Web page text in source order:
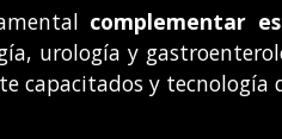
complementar
urología y
capacitados y tecnología